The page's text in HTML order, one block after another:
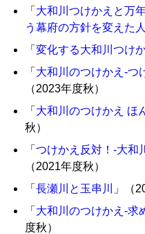
「 大和川つけかえと万
う幕府の方針を変えた
「 変化する大和川つけ
「 大和川のつけかえ-つ
（2023年度秋）
「 大和川のつけかえ ほ
秋）
「 つけかえ反対！-大和
（2021年度秋）
「 長瀬川と玉串川
」（
「 大和川のつけかえ-求
度秋）